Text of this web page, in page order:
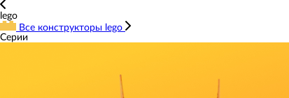
lego
Все конструкторы lego
Серии